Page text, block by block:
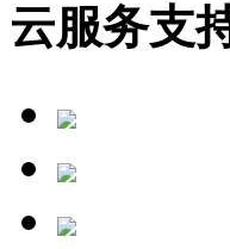
云服务支